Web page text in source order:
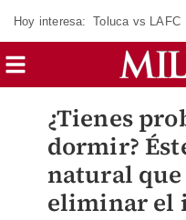
Hoy interesa: Toluca vs LAFC
¿Tienes
dormir?
natural que
eliminar el